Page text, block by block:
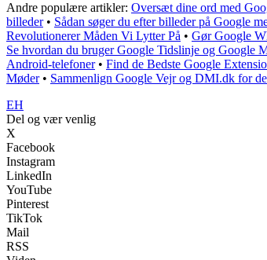
Andre populære artikler: Oversæt dine ord med
billeder• Sådan søger du efter billeder på Google
Revolutionerer Måden Vi Lytter På • Gør Google
Se hvordan du bruger Google Tidslinje og Google
Android-telefoner• Find de Bedste Google
Møder• Sammenlign Google Vejr og DMI.dk for
EH
Del og vær venlig
X
Facebook
Instagram
LinkedIn
YouTube
Pinterest
TikTok
Mail
RSS